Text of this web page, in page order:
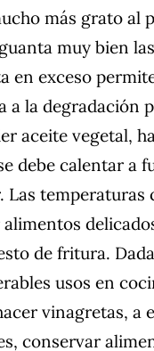
más grato al
muy bien
en exceso
a la degradación
aceite vegetal,
debe calentar a
Las temperaturas
alimentos
de fritura.
usos en
vinagretas, a
conservar